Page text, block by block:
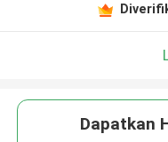
Dapatkan